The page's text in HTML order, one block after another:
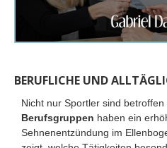
BERUFLICHE UND
Nicht nur Sportler sind betroffen
Berufsgruppen haben ein
Sehnenentzündung im